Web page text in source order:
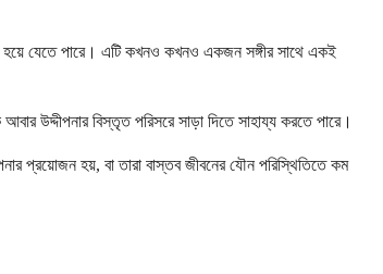
হয়ে যেতে পারে। এটি কখনও কখনও একজন সঙ্গীর সাথে একই
উদ্দীপনার বিস্তৃত পরিসরে সাড়া দিতে সাহায্য করতে পারে।
প্রয়োজন হয়, বা তারা বাস্তব জীবনের যৌন পরিস্থিতিতে কম